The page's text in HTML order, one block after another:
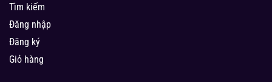
Tìm kiếm
Đăng nhập
Đăng ký
Giỏ hàng